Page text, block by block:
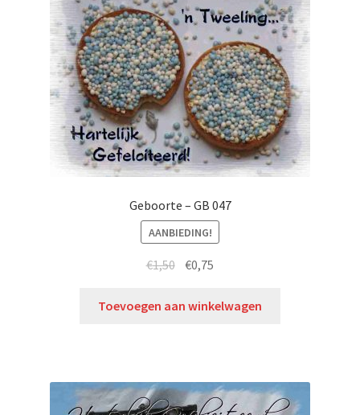
Geboorte – GB 047
AANBIEDING!
€1,50 €0,75
Toevoegen aan winkelwagen